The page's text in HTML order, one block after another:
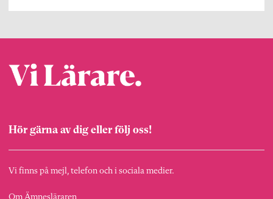
Hör gärna av dig eller följ oss!
Vi finns på mejl, telefon och i sociala medier.